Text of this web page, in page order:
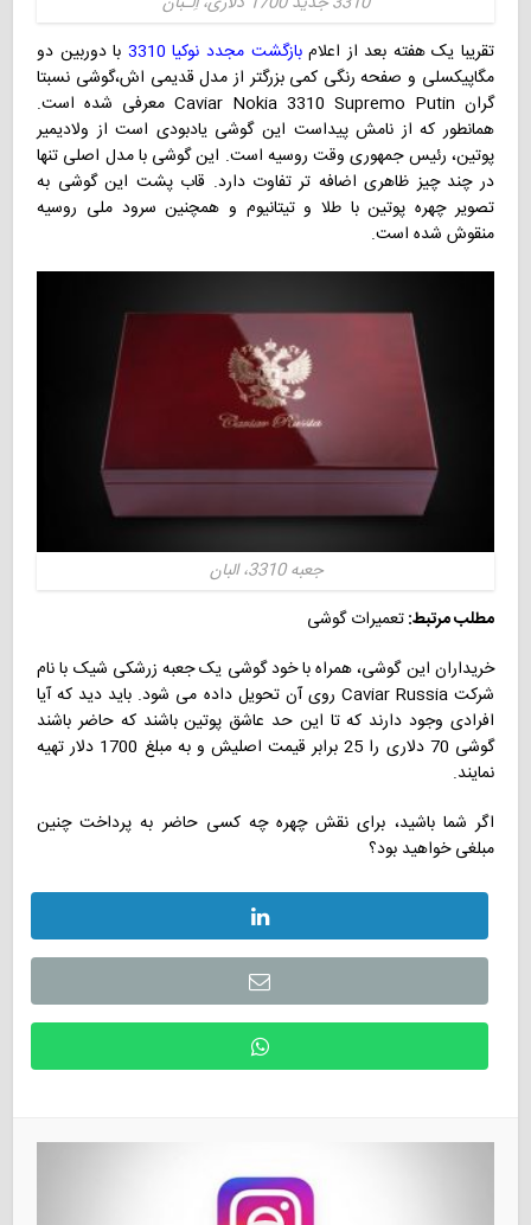
تقریبا یک هفته بعد از اعلامبازگشت مجدد نوکیا 3310
با دوربین دو
مگاپیکسلی و صفحه رنگی کمی بزرگتر از مدل قدیمی اش،گوشی نسبتا
گران Caviar Nokia 3310 Supremo Putin معرفی شده است.
همانطور که از نامش پیداست این گوشی یادبودی است از ولادیمیر
پوتین، رئیس جمهوری وقت روسیه است. این گوشی با مدل اصلی تنها
در چند چیز ظاهری اضافه تر تفاوت دارد. قاب پشت این گوشی به
تصویر چهره پوتین با طلا و تیتانیوم و همچنین سرود ملی روسیه
منقوش شده است.
جعبه 3310، البان
مطلب مرتبط:تعمیرات گوشی
خریداران این گوشی، همراه با خود گوشی یک جعبه زرشکی شیک با نام
شرکت Caviar Russia روی آن تحویل داده می شود. باید دید که آیا
افرادی وجود دارند که تا این حد عاشق پوتین باشند که حاضر باشند
گوشی 70 دلاری را 25 برابر قیمت اصلیش و به مبلغ 1700 دلار تهیه
نمایند.
اگر شما باشید، برای نقش چهره چه کسی حاضر به پرداخت چنین
مبلغی خواهید بود؟